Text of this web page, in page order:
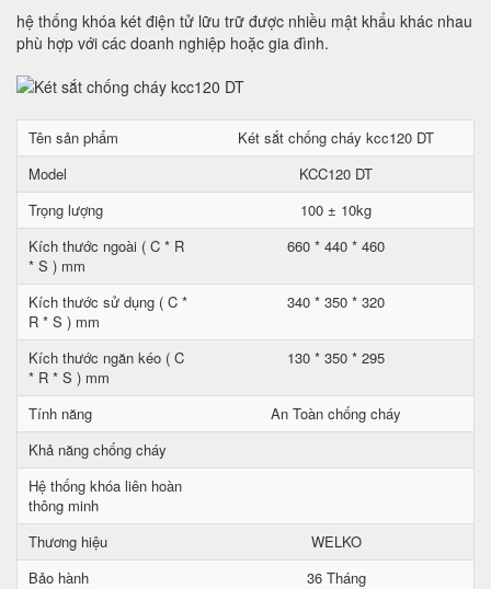
hệ thống khóa két điện tử lữu trữ được nhiều mật khẩu khác nhau
phù hợp với các doanh nghiệp hoặc gia đình.
Tên sản phẩm
Két sắt chống cháy kcc120 DT
Model
KCC120 DT
Trọng lượng
100 ± 10kg
Kích thước ngoài ( C * R
* S ) mm
660 * 440 * 460
Kích thước sử dụng ( C *
R * S ) mm
340 * 350 * 320
Kích thước ngăn kéo ( C
* R * S ) mm
130 * 350 * 295
Tính năng
An Toàn chống cháy
Khả năng chống cháy
Hệ thống khóa liên hoàn
thông minh
Thương hiệu
WELKO
Bảo hành
36 Tháng